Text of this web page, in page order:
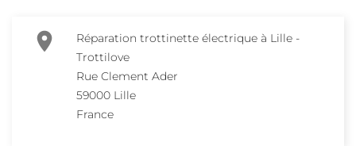

Réparation trottinette électrique à Lille -
Trottilove
Rue Clement Ader
59000 Lille
France